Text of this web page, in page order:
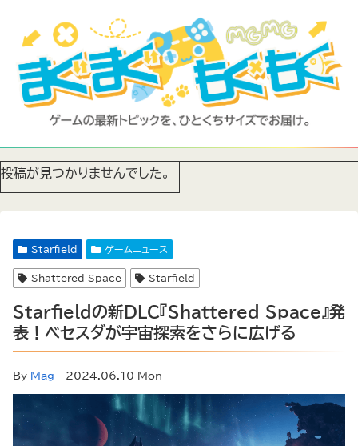
投稿が見つかりませんでした。
Starfield ゲームニュース
Shattered Space Starfield
Starfieldの新DLC『Shattered Space』発
表！ベセスダが宇宙探索をさらに広げる
By Mag - 2024.06.10 Mon